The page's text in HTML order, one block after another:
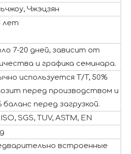
Чжэцзян
лет
7-20 дней, зависит от
и графика семинара.
используется T/T, 50%
перед производством и
баланс перед загрузкой.
SGS, TUV, ASTM, EN
встроенные